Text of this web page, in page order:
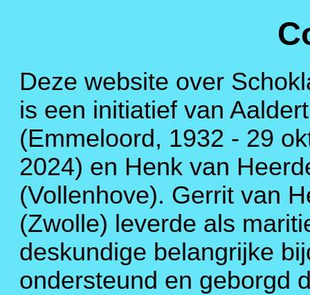
Deze website over
is een initiatief van
(Emmeloord, 1932 - 29
2024) en Henk van
(Vollenhove). Gerrit van
(Zwolle) leverde als
deskundige belangrijke
ondersteund en geborgd